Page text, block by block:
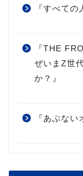
『すべて
『THE
ぜいまZ世
か？』
『あぶない